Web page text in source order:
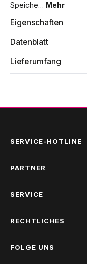
Speiche… Mehr
Eigenschaften
Datenblatt
Lieferumfang
SERVICE-HOTLINE
PARTNER
SERVICE
RECHTLICHES
FOLGE UNS